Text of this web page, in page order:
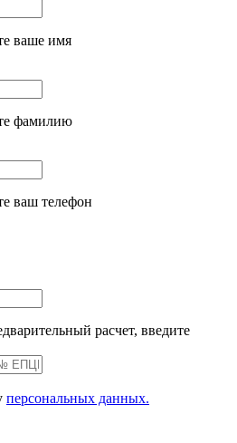
ваше имя
фамилию
ваш телефон
расчет, введите
персональных данных.